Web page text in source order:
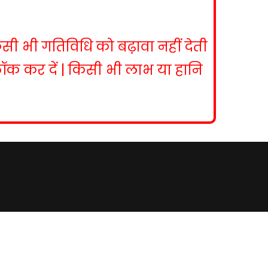
भी गतिविधि को बढ़ावा नहीं देती
कर दें | किसी भी लाभ या हानि